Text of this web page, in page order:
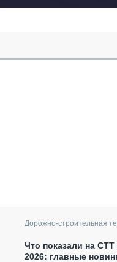
Дорожно-строительная
Что показали на
2026: главные